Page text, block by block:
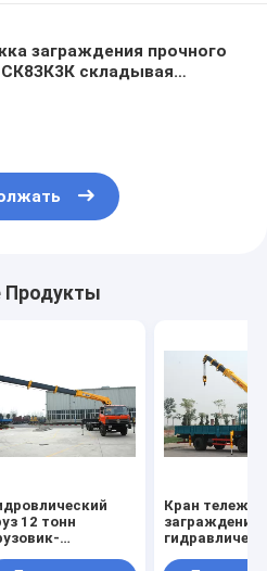
заграждения прочного
СК8ЗК3К складывая
Продукты
12 тонн
Кран тележки